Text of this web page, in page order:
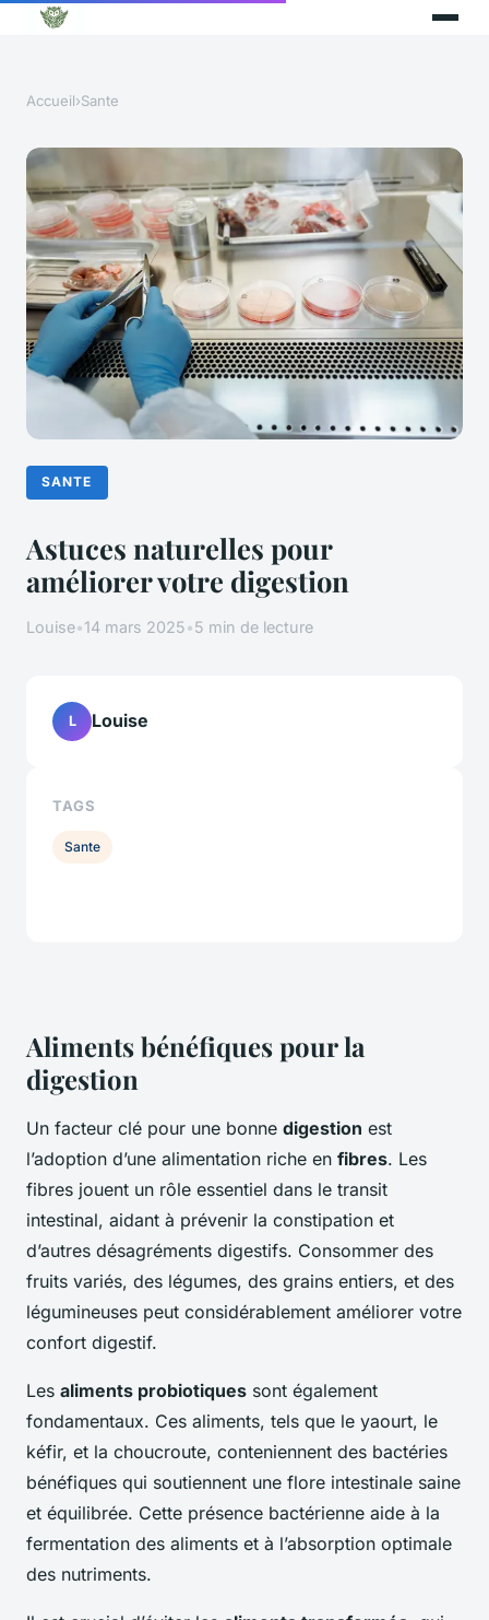
Accueil›Sante
SANTE
Astuces naturelles pour
améliorer votre digestion
Louise•14 mars 2025•5 min de lecture
Aliments bénéfiques pour la
digestion
Un facteur clé pour une bonne digestion est
l’adoption d’une alimentation riche en fibres. Les
fibres jouent un rôle essentiel dans le transit
intestinal, aidant à prévenir la constipation et
d’autres désagréments digestifs. Consommer des
fruits variés, des légumes, des grains entiers, et des
légumineuses peut considérablement améliorer votre
confort digestif.
Les aliments probiotiques sont également
fondamentaux. Ces aliments, tels que le yaourt, le
kéfir, et la choucroute, conteniennent des bactéries
bénéfiques qui soutiennent une flore intestinale saine
et équilibrée. Cette présence bactérienne aide à la
fermentation des aliments et à l’absorption optimale
des nutriments.
L Louise
TAGS
Sante